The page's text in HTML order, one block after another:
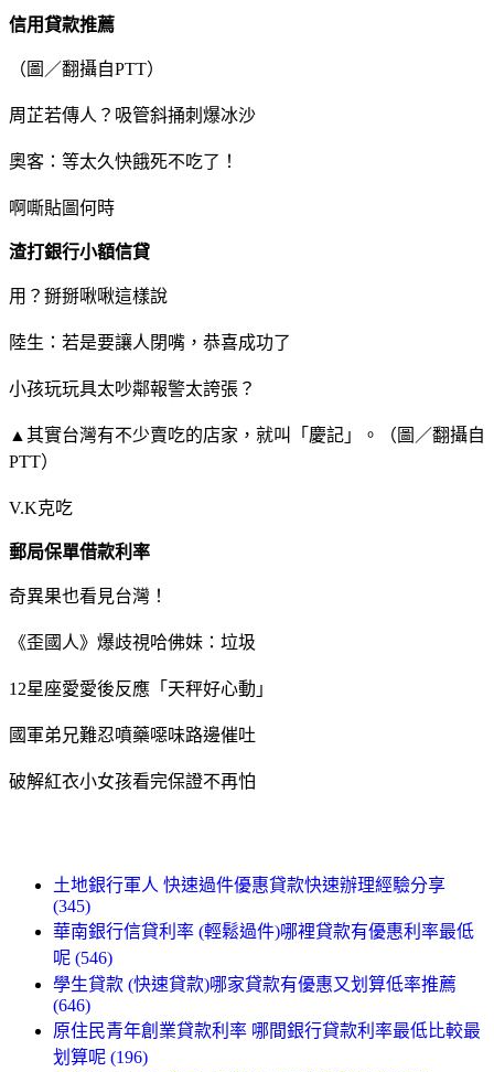
信用貸款推薦
（圖／翻攝自PTT）
周芷若傳人？吸管斜捅刺爆冰沙
奧客：等太久快餓死不吃了！
啊嘶貼圖何時
渣打銀行小額信貸
用？掰掰啾啾這樣說
陸生：若是要讓人閉嘴，恭喜成功了
小孩玩玩具太吵鄰報警太誇張？
▲其實台灣有不少賣吃的店家，就叫「慶記」。（圖／翻攝自
PTT）
V.K克吃
郵局保單借款利率
奇異果也看見台灣！
《歪國人》爆歧視哈佛妹：垃圾
12星座愛愛後反應「天秤好心動」
國軍弟兄難忍噴藥噁味路邊催吐
破解紅衣小女孩看完保證不再怕
土地銀行軍人 快速過件優惠貸款快速辦理經驗分享
(345)
華南銀行信貸利率 (輕鬆過件)哪裡貸款有優惠利率最低
呢 (546)
學生貸款 (快速貸款)哪家貸款有優惠又划算低率推薦
(646)
原住民青年創業貸款利率 哪間銀行貸款利率最低比較最
划算呢 (196)